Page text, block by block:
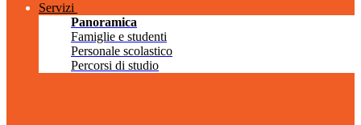
Servizi
Panoramica
Famiglie e studenti
Personale scolastico
Percorsi di studio